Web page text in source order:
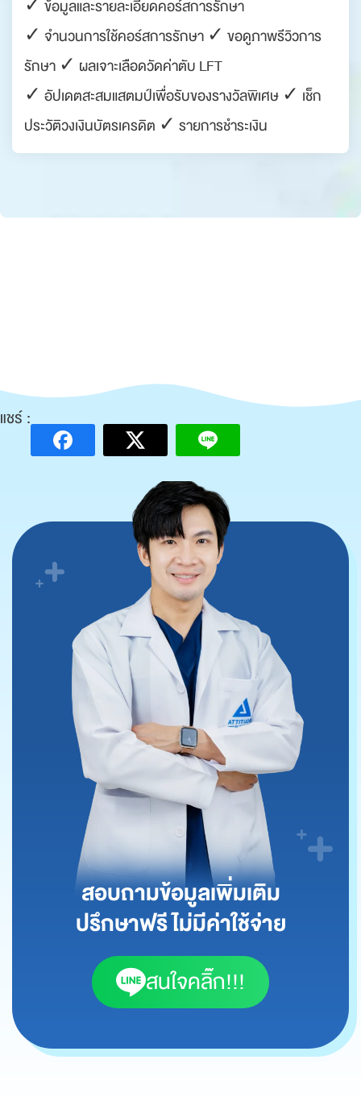
✓ ข้อมูลและรายละเอียดคอร์สการรักษา
✓ จำนวนการใช้คอร์สการรักษา ✓ ขอดูภาพรีวิวการ
รักษา ✓ ผลเจาะเลือดวัดค่าตับ LFT
✓ อัปเดตสะสมแสตมป์เพื่อรับของรางวัลพิเศษ ✓ เช็ก
ประวัติวงเงินบัตรเครดิต ✓ รายการชำระเงิน
แชร์ :
สอบถามข้อมูลเพิ่มเติม
ปรึกษาฟรี ไม่มีค่าใช้จ่าย
สนใจคลิ๊ก!!!